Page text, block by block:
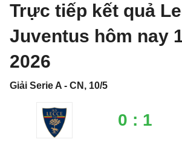
Trực tiếp kết quả
Juventus hôm nay
2026
Giải Serie A - CN, 10/5
0 : 1